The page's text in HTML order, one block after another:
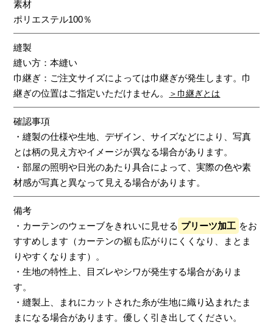
素材
ポリエステル100％
縫製
縫い方：本縫い
巾継ぎ：ご注文サイズによっては巾継ぎが発生します。巾
継ぎの位置はご指定いただけません。
＞巾継ぎとは
確認事項
・縫製の仕様や生地、デザイン、サイズなどにより、写真
とは柄の見え方やイメージが異なる場合があります。
・部屋の照明や日光のあたり具合によって、実際の色や素
材感が写真と異なって見える場合があります。
備考
・カーテンのウェーブをきれいに見せる プリーツ加工 をお
すすめします（カーテンの裾も広がりにくくなり、まとま
りやすくなります）。
・生地の特性上、目ズレやシワが発生する場合がありま
す。
・縫製上、まれにカットされた糸が生地に織り込まれたま
まになる場合があります。優しく引き出してください。